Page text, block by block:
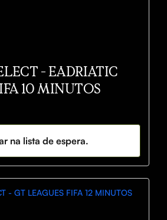
- EADRIATIC
10 MINUTOS
na lista de espera.